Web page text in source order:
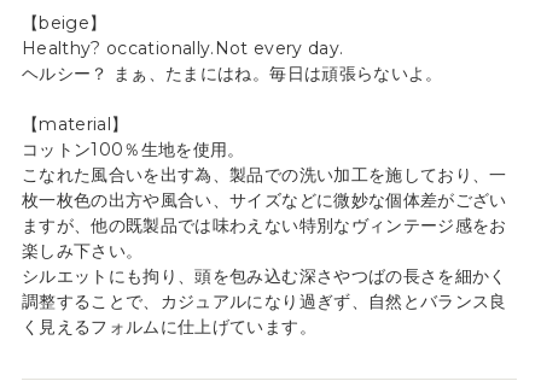
【beige】
Healthy? occationally.Not every day.
ヘルシー？ まぁ、たまにはね。毎日は頑張らないよ。
【material】
コットン100％生地を使用。
こなれた風合いを出す為、製品での洗い加工を施しており、一
枚一枚色の出方や風合い、サイズなどに微妙な個体差がござい
ますが、他の既製品では味わえない特別なヴィンテージ感をお
楽しみ下さい。
シルエットにも拘り、頭を包み込む深さやつばの長さを細かく
調整することで、カジュアルになり過ぎず、自然とバランス良
く見えるフォルムに仕上げています。